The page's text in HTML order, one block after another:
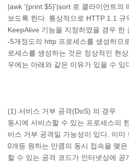
|awk '{print $5}'|sort 로 클라이언트의
보도록 한다. 통상적으로 HTTP 1.1
KeepAlive 기능을 지정하였을 경우 한
-5개정도의 http 프로세스를 생성하므
로세스를 생성하는 것은 정상적인 현
우에는 아래와 같은 이유가 있을 수 있
(1) 서비스 거부 공격(DoS) 의 경우
동시에 서비스할 수 있는 프로세스의
비스 거부 공격일 가능성이 있다. 이
0개등 원하는 만큼의 동시 접속을 맺
할 수 있는 공격 코드가 인터넷상에 공